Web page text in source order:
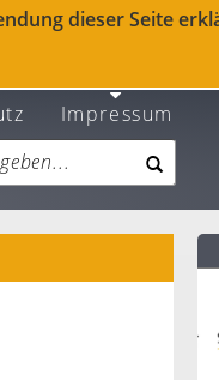
dieser Seite
Impressum